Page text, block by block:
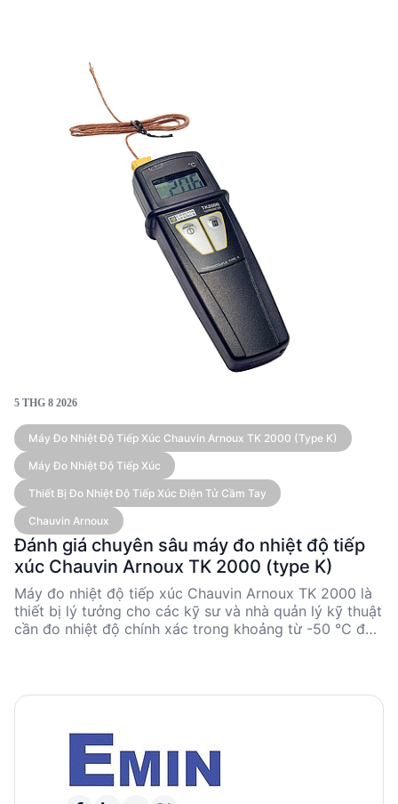
nhiều phụ kiện tùy chọn, TK 2002 mang lại sự linh hoạt
và hiệu quả trong nhiều tình huống đo lường thực tế.
5 THG 8 2026
Máy Đo Nhiệt Độ Tiếp Xúc Chauvin Arnoux TK 2000 (type K)
Máy Đo Nhiệt Độ Tiếp Xúc
Thiết Bị Đo Nhiệt Độ Tiếp Xúc Điện Tử Cầm Tay
Chauvin Arnoux
Đánh giá chuyên sâu máy đo nhiệt độ tiếp
xúc Chauvin Arnoux TK 2000 (type K)
Máy đo nhiệt độ tiếp xúc Chauvin Arnoux TK 2000 là
thiết bị lý tưởng cho các kỹ sư và nhà quản lý kỹ thuật
cần đo nhiệt độ chính xác trong khoảng từ -50 °C đến
nghiệp. Thiết kế nhỏ gọn và dễ sử dụng giúp thiết bị
công nghiệp và nghiên cứu.